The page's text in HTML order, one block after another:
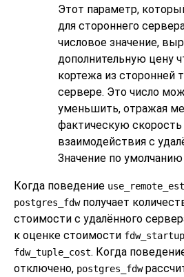
Этот параметр,
для стороннего
числовое значение,
дополнительную цену
кортежа из сторонней
сервере. Это число
уменьшить, отражая
фактическую скорость
взаимодействия с
Значение по
Когда поведение
postgres_fdwполучает
стоимости с удалённого
к оценке стоимости
fdw_tuple_cost. Когда
отключено, postgres_fdw